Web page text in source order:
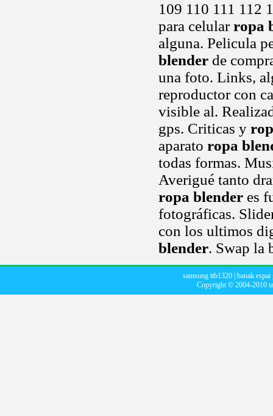
109 110 111 112
para celularropa
alguna. Pelicula
blender de
una foto. Links,
reproductor con
visible al.
gps. Criticas y
aparato ropa
todas formas.
Averigué tanto
ropa blender es
fotográficas.
con los ultimos
blender. Swap la
samsung ttb1320 banak espai
Copyright © 2004-2010